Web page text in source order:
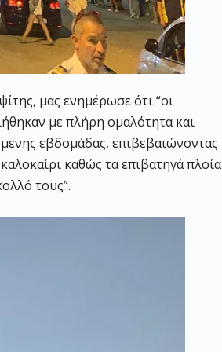
μας ενημέρωσε ότι “οι
με πλήρη ομαλότητα και
εβδομάδας, επιβεβαιώνοντας
καθώς τα επιβατηγά πλοία
τους”.